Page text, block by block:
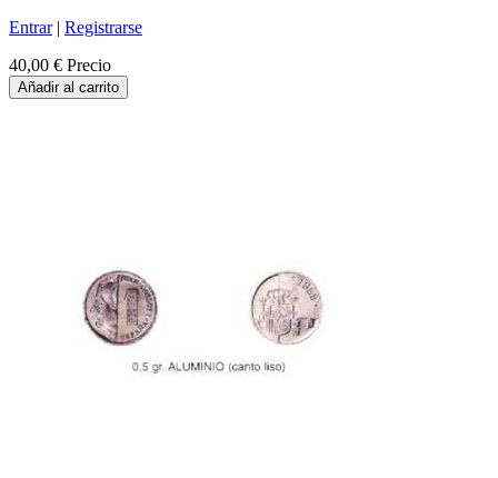
Entrar| Registrarse
40,00 € Precio
Añadir al carrito